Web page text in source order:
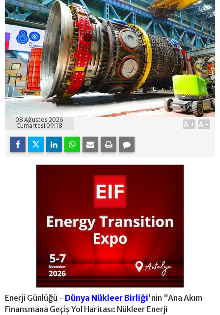
08 Ağustos 2026
Cumartesi 09:18
A+ A-
Enerji Günlüğü - Dünya Nükleer Birliği'nin "Ana Akım
Finansmana Geçiş Yol Haritası: Nükleer Enerji